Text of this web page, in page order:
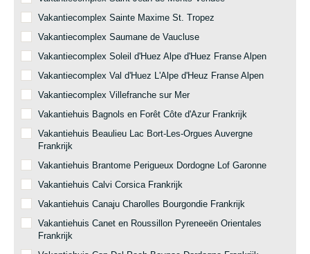
Vakantiecomplex Sainte Maxime St. Tropez
Vakantiecomplex Saumane de Vaucluse
Vakantiecomplex Soleil d'Huez Alpe d'Huez Franse Alpen
Vakantiecomplex Val d'Huez L'Alpe d'Heuz Franse Alpen
Vakantiecomplex Villefranche sur Mer
Vakantiehuis Bagnols en Forêt Côte d'Azur Frankrijk
Vakantiehuis Beaulieu Lac Bort-Les-Orgues Auvergne
Frankrijk
Vakantiehuis Brantome Perigueux Dordogne Lof Garonne
Vakantiehuis Calvi Corsica Frankrijk
Vakantiehuis Canaju Charolles Bourgondie Frankrijk
Vakantiehuis Canet en Roussillon Pyreneeën Orientales
Frankrijk